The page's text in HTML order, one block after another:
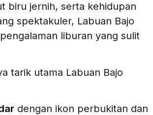
biru jernih, serta kehidupan
spektakuler, Labuan Bajo
liburan yang sulit
tarik utama Labuan Bajo
dengan ikon perbukitan dan